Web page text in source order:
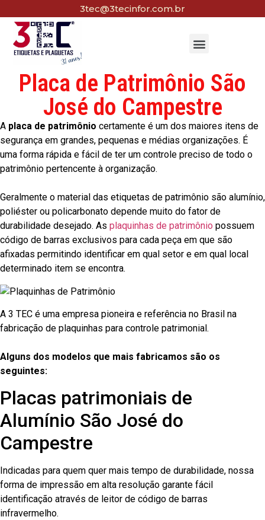
3tec@3tecinfor.com.br
Placa de Patrimônio São
José do Campestre
A placa de patrimônio certamente é um dos maiores itens de
segurança em grandes, pequenas e médias organizações. É
uma forma rápida e fácil de ter um controle preciso de todo o
patrimônio pertencente à organização.
Geralmente o material das etiquetas de patrimônio são alumínio,
poliéster ou policarbonato depende muito do fator de
durabilidade desejado. As plaquinhas de patrimônio possuem
código de barras exclusivos para cada peça em que são
afixadas permitindo identificar em qual setor e em qual local
determinado item se encontra.
A 3 TEC é uma empresa pioneira e referência no Brasil na
fabricação de plaquinhas para controle patrimonial.
Alguns dos modelos que mais fabricamos são os
seguintes:
Placas patrimoniais de
Alumínio São José do
Campestre
Indicadas para quem quer mais tempo de durabilidade, nossa
forma de impressão em alta resolução garante fácil
identificação através de leitor de código de barras
infravermelho.